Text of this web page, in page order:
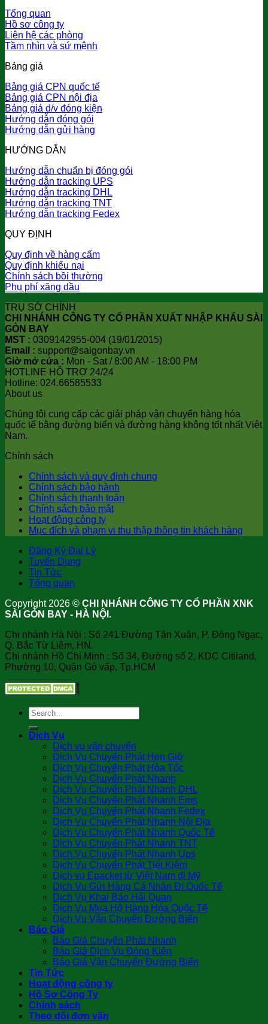
Tổng quan
Hồ sơ công ty
Liên hệ các phòng
Tầm nhìn và sứ mệnh
Bảng giá
Bảng giá CPN quốc tế
Bảng giá CPN nội địa
Bảng giá d/v đóng kiện
Hướng dẫn đóng gói
Hướng dẫn gửi hàng
HƯỚNG DẪN
Hướng dẫn chuẩn bị đóng gói
Hướng dẫn tracking UPS
Hướng dẫn tracking DHL
Hướng dẫn tracking TNT
Hướng dẫn tracking Fedex
QUY ĐỊNH
Quy định về hàng cấm
Quy định khiếu nại
Chính sách bồi thường
Phụ phí xăng dầu
TRỤ SỞ CHÍNH
CHI NHÁNH CÔNG TY CỔ PHẦN XUẤT NHẬP KHẨU SÀI
GÒN BAY
MST : 0309142955-004 (19/01/2015)
Email : support@saigonbay.vn
Giờ mở cửa : Mon - Sat / 8:00 AM - 18:00 PM
HOTLINE HỖ TRỢ 24/24
Hotline: 024.66585533
About us
Chúng tôi cung cấp các giải pháp vận chuyển hàng hóa
quốc tế bằng đường biển và đường hàng không tốt nhất Việt
Nam.
Chính sách
Chính sách và quy định chung
Chính sách bảo hành
Chính sách thanh toán
Chính sách bảo mật
Hoạt động công ty
Mục đích và phạm vi thu thập thông tin khách hàng
Đăng Ký Đại Lý
Tuyển Dụng
Tin Tức
Tổng quan
Copyright 2026 © CHI NHÁNH CÔNG TY CỔ PHẦN XNK
SÀI GÒN BAY - HÀ NỘI.
Chi nhánh Hà Nội : Số 241 Đường Tân Xuân, P. Đông Ngạc,
Q. Bắc Từ Liêm, HN.
Chi nhánh Hồ Chí Minh : Số 34, Đường số 2, KDC Citiland,
Phường 10, Quận Gò vấp, Tp.HCM
Dịch Vụ
Dịch vụ vận chuyển
Dịch Vụ Chuyển Phát Hẹn Giờ
Dịch Vụ Chuyển Phát Hỏa Tốc
Dịch Vụ Chuyển Phát Nhanh
Dịch Vụ Chuyển Phát Nhanh DHL
Dịch Vụ Chuyển Phát Nhanh Ems
Dịch Vụ Chuyển Phát Nhanh Fedex
Dịch Vụ Chuyển Phát Nhanh Nội Địa
Dịch Vụ Chuyển Phát Nhanh Quốc Tế
Dịch Vụ Chuyển Phát Nhanh TNT
Dịch Vụ Chuyển Phát Nhanh Ups
Dịch Vụ Chuyển Phát Tiết Kiệm
Dịch vụ Epacket từ Việt Nam đi Mỹ
Dịch Vụ Gửi Hàng Cá Nhân Đi Quốc Tế
Dịch Vụ Khai Báo Hải Quan
Dịch Vụ Mua Hộ Hàng Hóa Quốc Tế
Dịch Vụ Vận Chuyển Đường Biển
Báo Giá
Báo Giá Chuyển Phát Nhanh
Báo Giá Dịch Vụ Đóng Kiện
Báo Giá Vận Chuyển Đường Biển
Tin Tức
Hoạt động công ty
Hồ Sơ Công Ty
Chính sách
Theo dõi đơn vận